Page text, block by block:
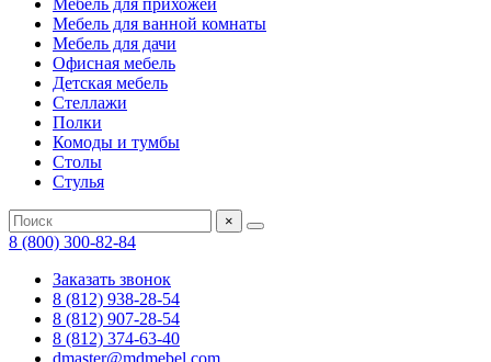
Мебель для прихожей
Мебель для ванной комнаты
Мебель для дачи
Офисная мебель
Детская мебель
Стеллажи
Полки
Комоды и тумбы
Столы
Стулья
×
8 (800) 300-82-84
Заказать звонок
8 (812) 938-28-54
8 (812) 907-28-54
8 (812) 374-63-40
dmaster@mdmebel.com